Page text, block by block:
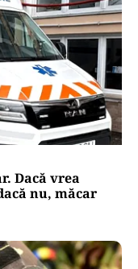
Dacă vrea
nu, măcar